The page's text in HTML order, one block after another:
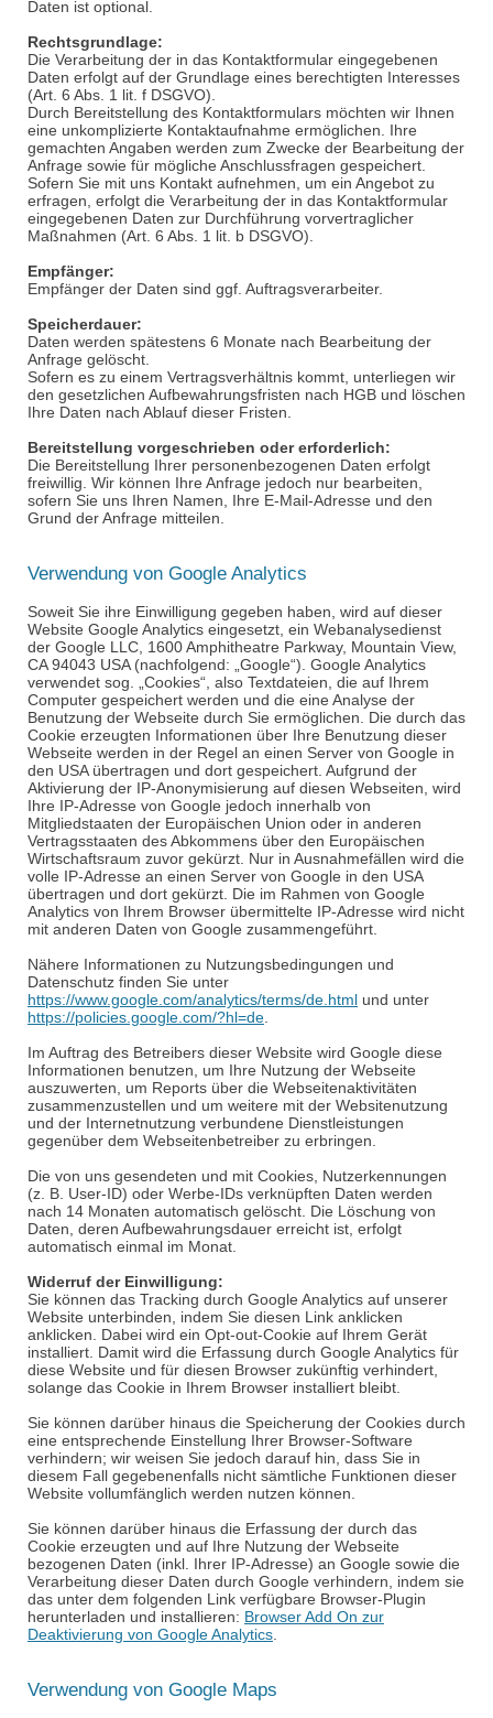
Daten ist optional.
Rechtsgrundlage:
Die Verarbeitung der in das Kontaktformular eingegebenen
Daten erfolgt auf der Grundlage eines berechtigten Interesses
(Art. 6 Abs. 1 lit. f DSGVO).
Durch Bereitstellung des Kontaktformulars möchten wir Ihnen
eine unkomplizierte Kontaktaufnahme ermöglichen. Ihre
gemachten Angaben werden zum Zwecke der Bearbeitung der
Anfrage sowie für mögliche Anschlussfragen gespeichert.
Sofern Sie mit uns Kontakt aufnehmen, um ein Angebot zu
erfragen, erfolgt die Verarbeitung der in das Kontaktformular
eingegebenen Daten zur Durchführung vorvertraglicher
Maßnahmen (Art. 6 Abs. 1 lit. b DSGVO).
Empfänger:
Empfänger der Daten sind ggf. Auftragsverarbeiter.
Speicherdauer:
Daten werden spätestens 6 Monate nach Bearbeitung der
Anfrage gelöscht.
Sofern es zu einem Vertragsverhältnis kommt, unterliegen wir
den gesetzlichen Aufbewahrungsfristen nach HGB und löschen
Ihre Daten nach Ablauf dieser Fristen.
Bereitstellung vorgeschrieben oder erforderlich:
Die Bereitstellung Ihrer personenbezogenen Daten erfolgt
freiwillig. Wir können Ihre Anfrage jedoch nur bearbeiten,
sofern Sie uns Ihren Namen, Ihre E-Mail-Adresse und den
Grund der Anfrage mitteilen.
Verwendung von Google Analytics
Soweit Sie ihre Einwilligung gegeben haben, wird auf dieser
Website Google Analytics eingesetzt, ein Webanalysedienst
der Google LLC, 1600Amphitheatre Parkway, Mountain View,
CA 94043 USA (nachfolgend: „Google“). Google Analytics
verwendet sog. „Cookies“, also Textdateien, die auf Ihrem
Computer gespeichert werden und die eine Analyse der
Benutzung der Webseite durch Sie ermöglichen. Die durch das
Cookie erzeugten Informationen über Ihre Benutzung dieser
Webseite werden in der Regel an einen Server von Google in
den USA übertragen und dort gespeichert. Aufgrund der
Aktivierung der IP-Anonymisierung auf diesen Webseiten, wird
Ihre IP-Adresse von Google jedoch innerhalb von
Mitgliedstaaten der Europäischen Union oder in anderen
Vertragsstaaten des Abkommens über den Europäischen
Wirtschaftsraum zuvor gekürzt. Nur in Ausnahmefällen wird die
volle IP-Adresse an einen Server von Google in den USA
übertragen und dort gekürzt. Die im Rahmen von Google
Analytics von Ihrem Browser übermittelte IP-Adresse wird nicht
mit anderen Daten von Google zusammengeführt.
Nähere Informationen zu Nutzungsbedingungen und
Datenschutz finden Sie unter
https://www.google.com/analytics/terms/de.html und unter
https://policies.google.com/?hl=de.
Im Auftrag des Betreibers dieser Website wird Google diese
Informationen benutzen, um Ihre Nutzung der Webseite
auszuwerten, um Reports über die Webseitenaktivitäten
zusammenzustellen und um weitere mit der Websitenutzung
und der Internetnutzung verbundene Dienstleistungen
gegenüber dem Webseitenbetreiber zu erbringen.
Die von uns gesendeten und mit Cookies, Nutzerkennungen
(z. B. User-ID) oder Werbe-IDs verknüpften Daten werden
nach 14 Monaten automatisch gelöscht. Die Löschung von
Daten, deren Aufbewahrungsdauer erreicht ist, erfolgt
automatisch einmal im Monat.
Widerruf der Einwilligung:
Sie können das Tracking durch Google Analytics auf unserer
Website unterbinden, indem Sie diesen Link anklicken
anklicken. Dabei wird ein Opt-out-Cookie auf Ihrem Gerät
installiert. Damit wird die Erfassung durch Google Analytics für
diese Website und für diesen Browser zukünftig verhindert,
solange das Cookie in Ihrem Browser installiert bleibt.
Sie können darüber hinaus die Speicherung der Cookies durch
eine entsprechende Einstellung Ihrer Browser-Software
verhindern; wir weisen Sie jedoch darauf hin, dass Sie in
diesem Fall gegebenenfalls nicht sämtliche Funktionen dieser
Website vollumfänglich werden nutzen können.
Sie können darüber hinaus die Erfassung der durch das
Cookie erzeugten und auf Ihre Nutzung der Webseite
bezogenen Daten (inkl. Ihrer IP-Adresse) an Google sowie die
Verarbeitung dieser Daten durch Google verhindern, indem sie
das unter dem folgenden Link verfügbare Browser-Plugin
herunterladen und installieren: Browser Add On zur
Deaktivierung von Google Analytics.
Verwendung von Google Maps